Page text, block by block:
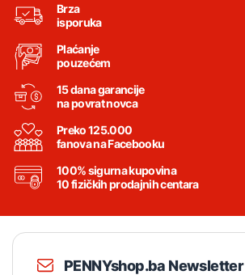
Brza
isporuka
Plaćanje
pouzećem
15 dana garancije
na povrat novca
Preko 125.000
fanova na Facebooku
100% sigurna kupovina
10 fizičkih prodajnih centara
PENNYshop.ba Newsletter